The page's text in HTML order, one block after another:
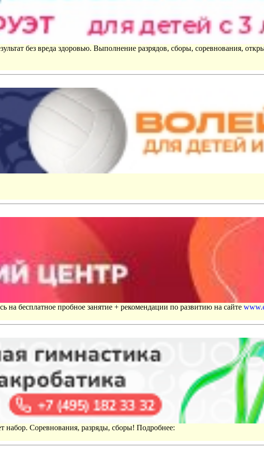
без вреда здоровью. Выполнение разрядов, сборы, соревнования,
бесплатное пробное занятие + рекомендации по развитию на сайте
набор. Соревнования, разряды, сборы! Подробнее: